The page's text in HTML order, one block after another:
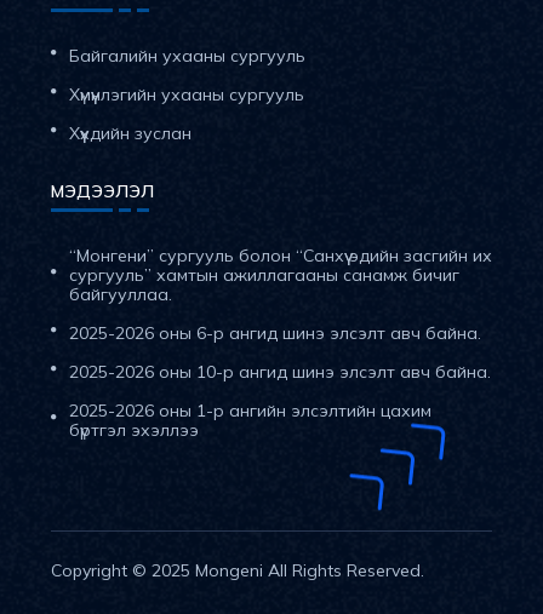
Байгалийн ухааны сургууль
Хүмүүнлэгийн ухааны сургууль
Хүүхдийн зуслан
МЭДЭЭЛЭЛ
“Монгени” сургууль болон “Санхүү эдийн засгийн их
сургууль” хамтын ажиллагааны санамж бичиг
байгууллаа.
2025-2026 оны 6-р ангид шинэ элсэлт авч байна.
2025-2026 оны 10-р ангид шинэ элсэлт авч байна.
2025-2026 оны 1-р ангийн элсэлтийн цахим
бүртгэл эхэллээ
Copyright © 2025 Mongeni All Rights Reserved.